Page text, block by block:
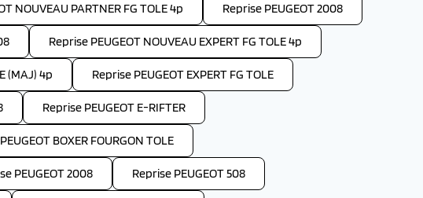
NOUVEAU PARTNER FG TOLE 4p Reprise PEUGEOT 2008
Reprise PEUGEOT NOUVEAU EXPERT FG TOLE 4p
(MAJ) 4p Reprise PEUGEOT EXPERT FG TOLE
Reprise PEUGEOT E-RIFTER
BOXER FOURGON TOLE
PEUGEOT 2008 Reprise PEUGEOT 508